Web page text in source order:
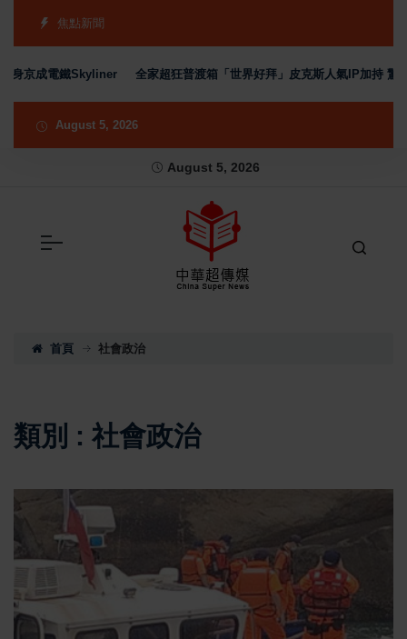
焦點新聞
成電鐵Skyliner 全家超狂普渡箱「世界好拜」皮克斯人氣IP加持 驚喜開箱
August 5, 2026
August 5, 2026
首頁 社會政治
類別 : 社會政治